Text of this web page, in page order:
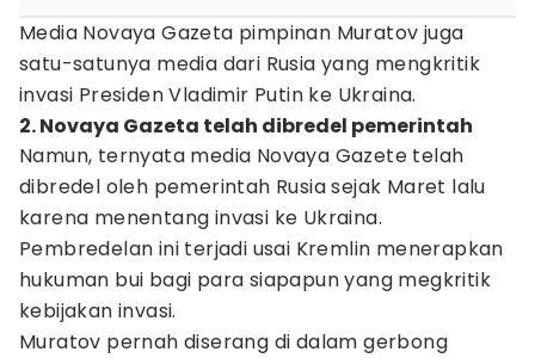
Media Novaya Gazeta pimpinan Muratov juga
satu-satunya media dari Rusia yang mengkritik
invasi Presiden Vladimir Putin ke Ukraina.
2. Novaya Gazeta telah dibredel pemerintah
Namun, ternyata media Novaya Gazete telah
dibredel oleh pemerintah Rusia sejak Maret lalu
karena menentang invasi ke Ukraina.
Pembredelan ini terjadi usai Kremlin menerapkan
hukuman bui bagi para siapapun yang megkritik
kebijakan invasi.
Muratov pernah diserang di dalam gerbong